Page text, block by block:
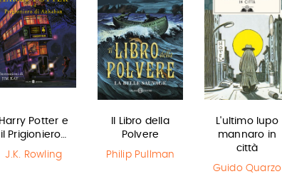
Harry Potter e
il Prigioniero…
J.K. Rowling
Il Libro della
Polvere
Philip Pullman
L'ultimo lupo
mannaro in
città
Guido Quarzo